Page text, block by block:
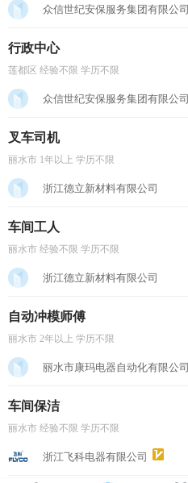
众信世纪安保服务集团有限公司
行政中心
莲都区 经验不限 学历不限
众信世纪安保服务集团有限公司
叉车司机
丽水市 1年以上 学历不限
浙江德立新材料有限公司
车间工人
丽水市 经验不限 学历不限
浙江德立新材料有限公司
自动冲模师傅
丽水市 2年以上 学历不限
丽水市康玛电器自动化有限公司
车间保洁
丽水市 经验不限 学历不限
浙江飞科电器有限公司